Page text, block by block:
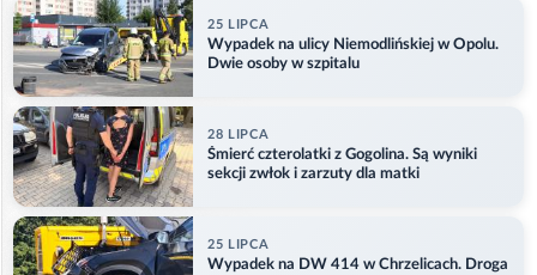
25 LIPCA
Wypadek na ulicy Niemodlińskiej w Opolu.
Dwie osoby w szpitalu
28 LIPCA
Śmierć czterolatki z Gogolina. Są wyniki
sekcji zwłok i zarzuty dla matki
25 LIPCA
Wypadek na DW 414 w Chrzelicach. Droga